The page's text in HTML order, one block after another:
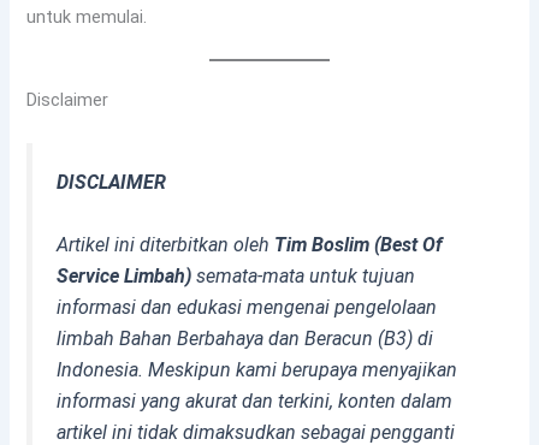
untuk memulai.
Disclaimer
DISCLAIMER
Artikel ini diterbitkan oleh Tim Boslim (Best Of
Service Limbah) semata-mata untuk tujuan
informasi dan edukasi mengenai pengelolaan
limbah Bahan Berbahaya dan Beracun (B3) di
Indonesia. Meskipun kami berupaya menyajikan
informasi yang akurat dan terkini, konten dalam
artikel ini tidak dimaksudkan sebagai pengganti